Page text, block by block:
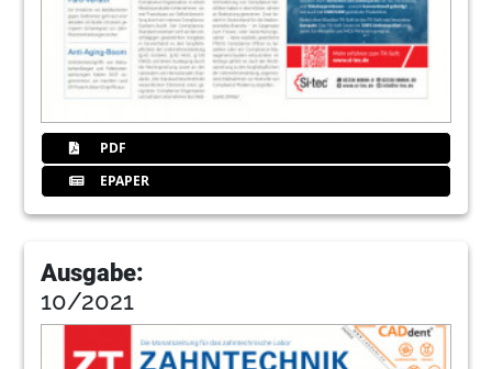
PDF
EPAPER
Ausgabe:
10/2021